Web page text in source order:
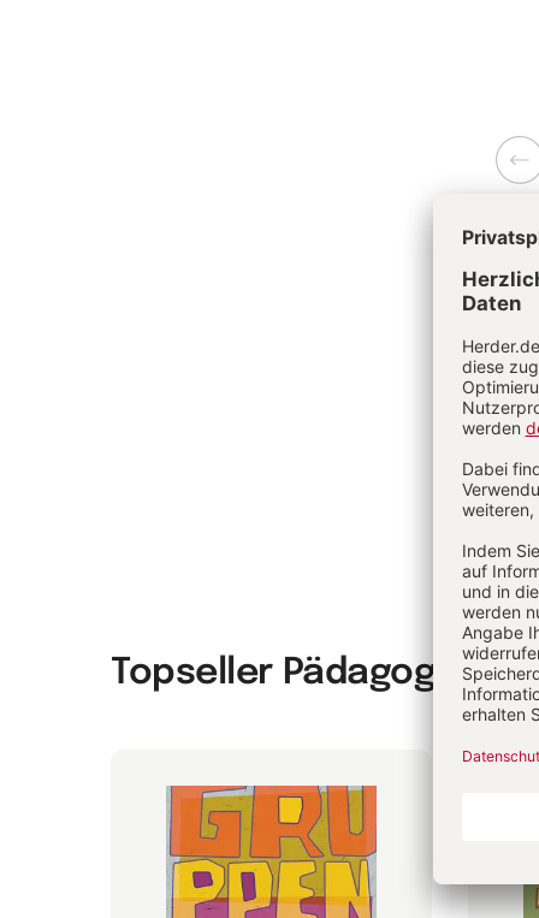
Topseller Pädagogik &